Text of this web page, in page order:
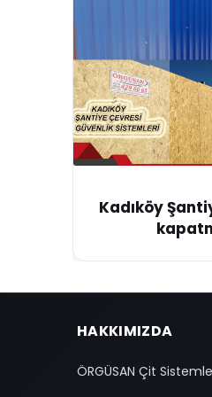
Kadıköy
HAKKIMIZDA
ÖRGÜSAN Çit